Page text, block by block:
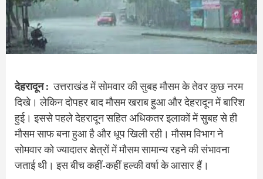
देहरादून :उत्तराखंड में सोमवार की सुबह मौसम के तेवर कुछ नरम
दिखे। लेकिन दोपहर बाद मौसम खराब हुआ और देहरादून में बारिश
हुई। इससे पहले देहरादून सहित अधिकतर इलाकों में सुबह से ही
मौसम साफ बना हुआ है और धूप खिली रही। मौसम विभाग ने
सोमवार को ज्यादातर क्षेत्रों में मौसम सामान्य रहने की संभावना
जताई थी। इस बीच कहीं-कहीं हल्की वर्षा के आसार हैं।